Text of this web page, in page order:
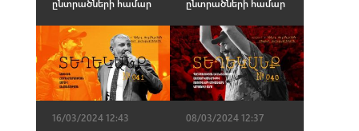
ընտրածների համար
ընտրածների համար
16/03/2024 12:43
08/03/2024 12:37